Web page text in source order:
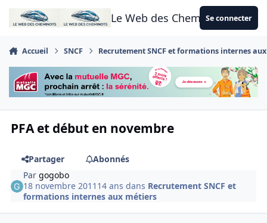
Aller au contenu
Le Web des CheminotsSe connecter
Accueil SNCF Recrutement SNCF et formations internes
PFA et début en novembre
Partager
Abonnés
Pargogobo
18 novembre 2011 14 ans dans Recrutement SNCF et
formations internes aux métiers